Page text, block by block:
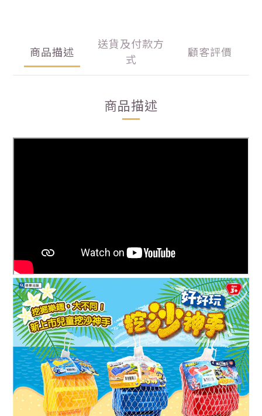
商品描述
送貨及付款方
式
顧客評價
商品描述